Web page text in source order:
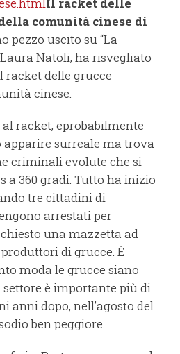
comunità cinese di
pezzo uscito su “La
Natoli, ha risvegliato
delle grucce
cinese.
racket, eprobabilmente
surreale ma trova
criminali evolute che si
a 360 gradi. Tutto ha inizio
tre cittadini di
arrestati per
una mazzetta ad
di grucce. È
moda le grucce siano
è importante più di
anni dopo, nell’agosto del
ben peggiore.